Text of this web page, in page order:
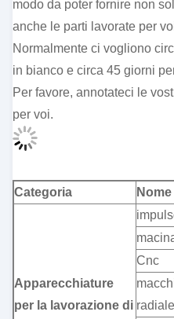
modo da poter fornire non
anche le parti lavorate per
Normalmente ci vogliono
in bianco e circa 45 giorni
Per favore, annotateci le
per voi.
Categoria
Apparecchiature
per la lavorazione di
Cnc
radiale